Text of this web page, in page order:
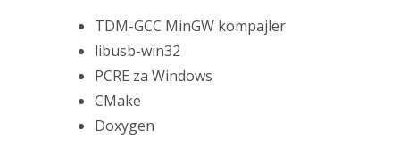
TDM-GCC MinGW kompajler
libusb-win32
PCRE za Windows
CMake
Doxygen